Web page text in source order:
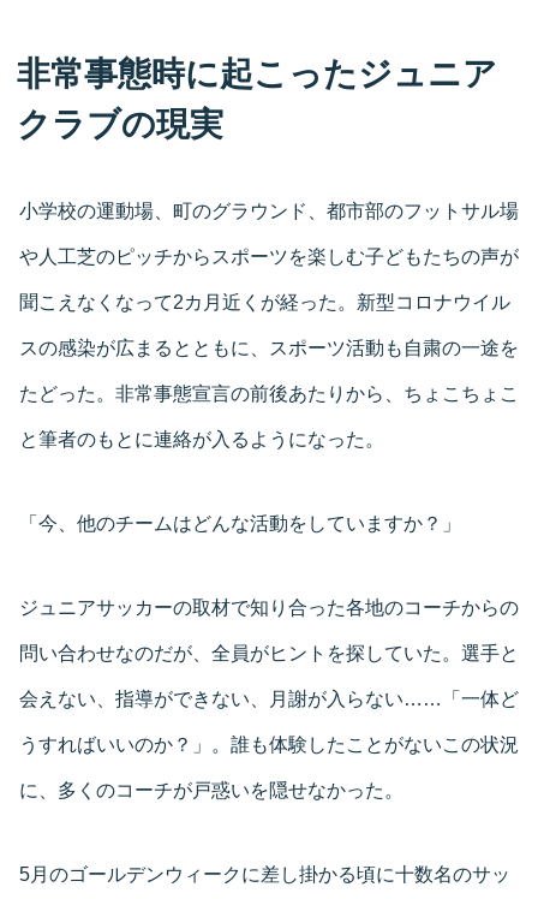
非常事態時に起こったジュニア
クラブの現実
小学校の運動場、町のグラウンド、都市部のフットサル場
や人工芝のピッチからスポーツを楽しむ子どもたちの声が
聞こえなくなって2カ月近くが経った。新型コロナウイル
スの感染が広まるとともに、スポーツ活動も自粛の一途を
たどった。非常事態宣言の前後あたりから、ちょこちょこ
と筆者のもとに連絡が入るようになった。
「今、他のチームはどんな活動をしていますか？」
ジュニアサッカーの取材で知り合った各地のコーチからの
問い合わせなのだが、全員がヒントを探していた。選手と
会えない、指導ができない、月謝が入らない……「一体ど
うすればいいのか？」。誰も体験したことがないこの状況
に、多くのコーチが戸惑いを隠せなかった。
5月のゴールデンウィークに差し掛かる頃に十数名のサッ